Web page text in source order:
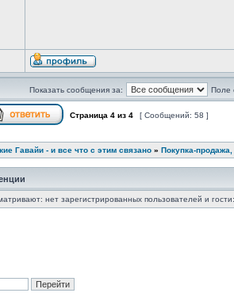
Показать сообщения за: Поле
Страница 4 из 4 [ Сообщений: 58 ]
Гавайи - и все что с этим связано » Покупка-
нет зарегистрированных пользователей и